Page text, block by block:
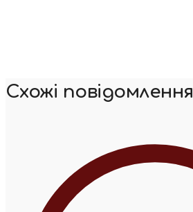
Схожі повідомлення